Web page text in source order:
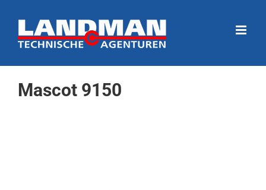
naar
inhoud
Mascot 9150